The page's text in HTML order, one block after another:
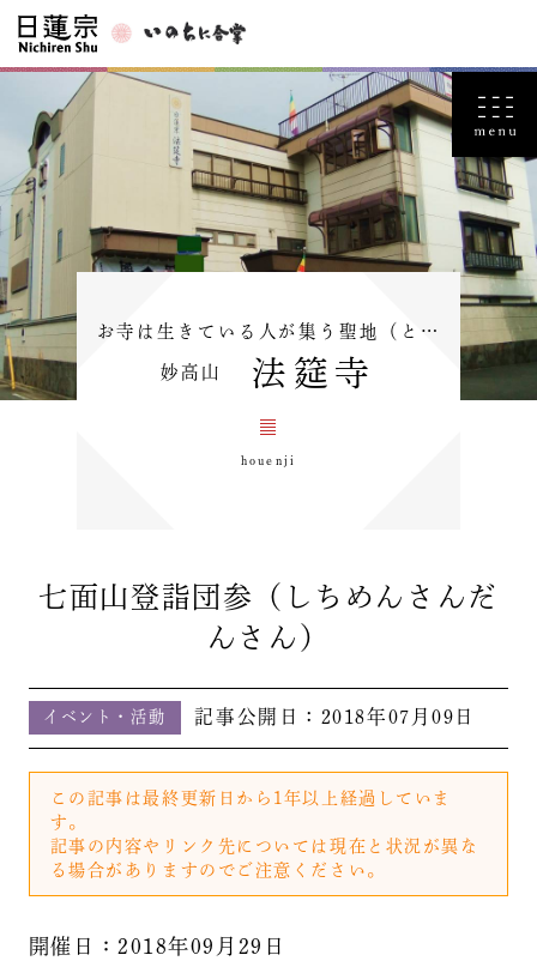
お寺は生きている人が集う聖地（と…
妙高山 法筵寺
houenji
七面山登詣団参（しちめんさんだ
んさん）
イベント・活動 記事公開日： 2018年07月09日
この記事は最終更新日から1年以上経過していま
す。
記事の内容やリンク先については現在と状況が異な
る場合がありますのでご注意ください。
開催日：2018年09月29日